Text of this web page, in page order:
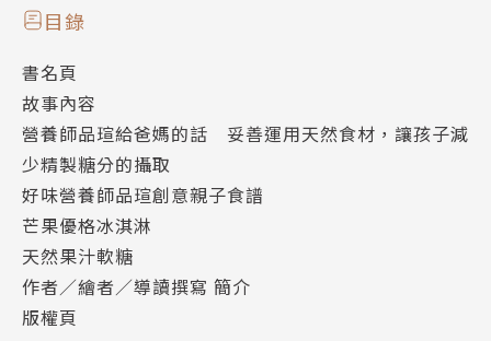
特別收錄
。芒果優格冰淇淋
。天然果汁軟糖
《 為什麼不能吃那個？》食育系列繪本共四冊
Vol.1《糖糖的神秘任務 》
Vol.2《小圓球的心願 》
Vol.3《誰是第一名？ 》
Vol.4《咖啡因大探險 》
目錄
書名頁
故事內容
營養師品瑄給爸媽的話 妥善運用天然食材，讓孩子減
少精製糖分的攝取
好味營養師品瑄創意親子食譜
芒果優格冰淇淋
天然果汁軟糖
作者／繪者／導讀撰寫 簡介
版權頁